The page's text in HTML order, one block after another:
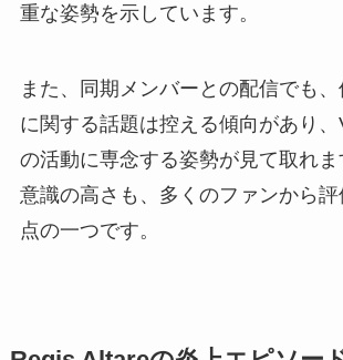
重な姿勢を示しています。
また、同期メンバーとの配信でも
に関する話題は控える傾向があり、
の活動に専念する姿勢が見て取れ
意識の高さも、多くのファンから
点の一つです。